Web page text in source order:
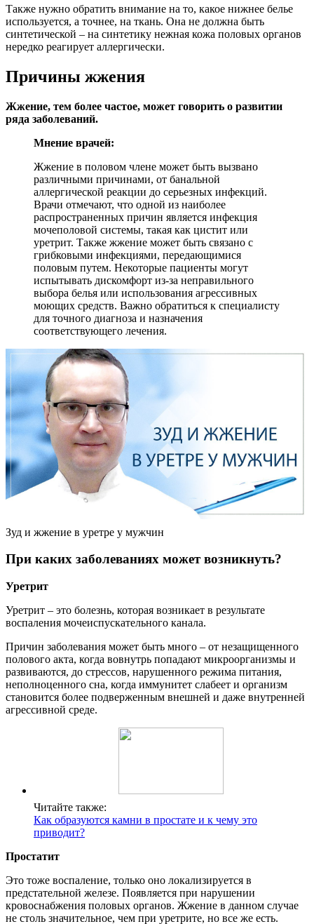
Также нужно обратить внимание на то, какое нижнее белье
используется, а точнее, на ткань. Она не должна быть
синтетической – на синтетику нежная кожа половых органов
нередко реагирует аллергически.
Причины жжения
Жжение, тем более частое, может говорить о развитии
ряда заболеваний.
Мнение врачей:
Жжение в половом члене может быть вызвано
различными причинами, от банальной
аллергической реакции до серьезных инфекций.
Врачи отмечают, что одной из наиболее
распространенных причин является инфекция
мочеполовой системы, такая как цистит или
уретрит. Также жжение может быть связано с
грибковыми инфекциями, передающимися
половым путем. Некоторые пациенты могут
испытывать дискомфорт из-за неправильного
выбора белья или использования агрессивных
моющих средств. Важно обратиться к специалисту
для точного диагноза и назначения
соответствующего лечения.
Зуд и жжение в уретре у мужчин
При каких заболеваниях может возникнуть?
Уретрит
Уретрит – это болезнь, которая возникает в результате
воспаления мочеиспускательного канала.
Причин заболевания может быть много – от незащищенного
полового акта, когда вовнутрь попадают микроорганизмы и
развиваются, до стрессов, нарушенного режима питания,
неполноценного сна, когда иммунитет слабеет и организм
становится более подверженным внешней и даже внутренней
агрессивной среде.
Читайте также:
Как образуются камни в простате и к чему это
приводит?
Простатит
Это тоже воспаление, только оно локализируется в
предстательной железе. Появляется при нарушении
кровоснабжения половых органов. Жжение в данном случае
не столь значительное, чем при уретрите, но все же есть.